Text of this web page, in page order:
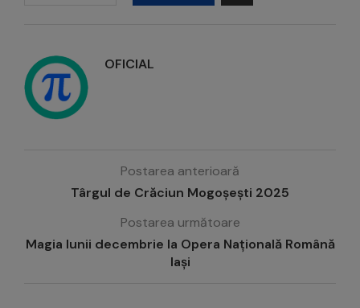
OFICIAL
Postarea anterioară
Târgul de Crăciun Mogoșești 2025
Postarea următoare
Magia lunii decembrie la Opera Națională Română
Iași